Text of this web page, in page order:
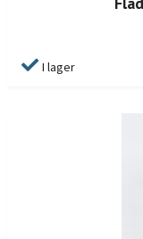
I lager